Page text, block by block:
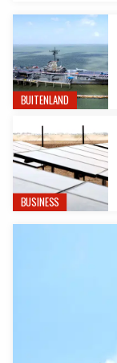
BUITENLAND
BUSINESS